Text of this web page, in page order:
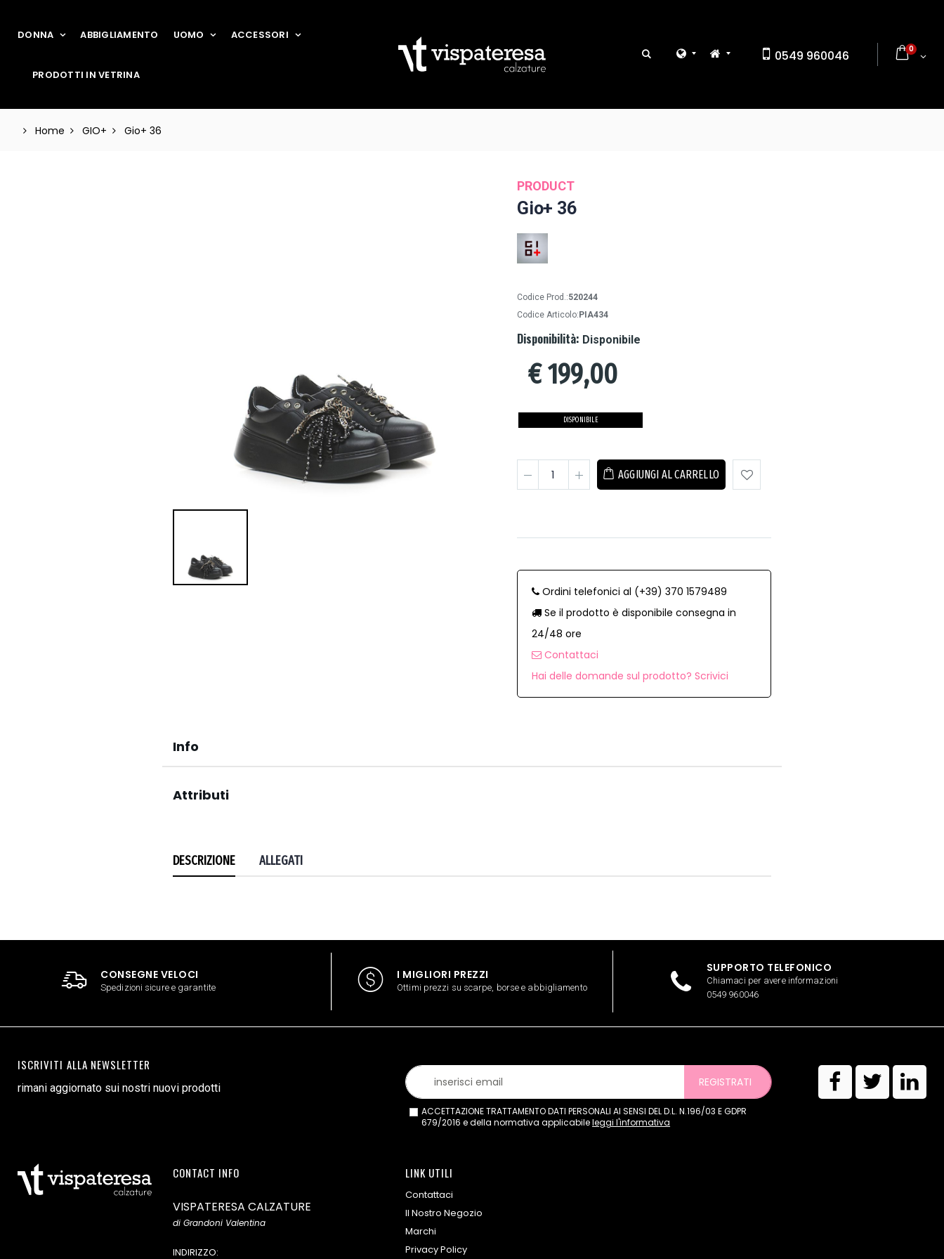
DONNA ABBIGLIAMENTO UOMO ACCESSORI
PRODOTTI IN VETRINA
0549 960046 0
Home GIO+ Gio+ 36
PRODUCT
Gio+ 36
Codice Prod.:520244
Codice Articolo: PIA434
Disponibilità: Disponibile
€199,00
DISPONIBILE
AGGIUNGI AL CARRELLO
Ordini telefonici al (+39) 370 1579489
Se il prodotto è disponibile consegna in
24/48 ore
Contattaci
Hai delle domande sul prodotto? Scrivici
Info
Attributi
DESCRIZIONE ALLEGATI
CONSEGNE VELOCI
Spedizioni sicure e garantite
I MIGLIORI PREZZI
Ottimi prezzi su scarpe, borse e abbigliamento
SUPPORTO TELEFONICO
Chiamaci per avere informazioni
0549 960046
ISCRIVITI ALLA NEWSLETTER
rimani aggiornato sui nostri nuovi prodotti REGISTRATI
ACCETTAZIONE TRATTAMENTO DATI PERSONALI AI SENSI DEL D.L. N.196/03 E GDPR
679/2016 e della normativa applicabileleggi l'informativa
CONTACT INFO
VISPATERESA CALZATURE
di Grandoni Valentina
INDIRIZZO:
LINK UTILI
Contattaci
Il Nostro Negozio
Marchi
Privacy Policy